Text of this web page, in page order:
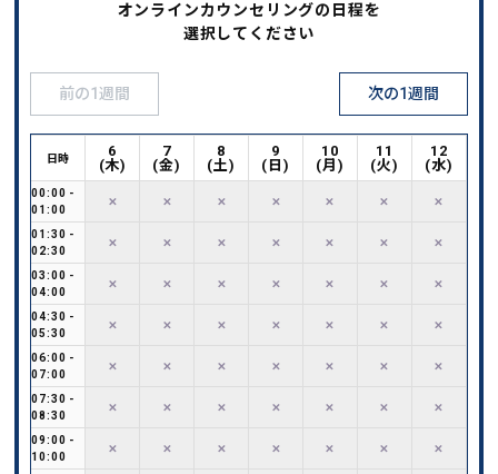
オンラインカウンセリングの日程を
選択してください
前の1週間 次の1週間
日時
00:00 -
01:00
01:30 -
02:30
03:00 -
04:00
04:30 -
05:30
06:00 -
07:00
07:30 -
08:30
09:00 -
10:00
6
(木)
✕
✕
✕
✕
✕
✕
✕
7
(金)
✕
✕
✕
✕
✕
✕
✕
8
(土)
✕
✕
✕
✕
✕
✕
✕
9
( 日 )
✕
✕
✕
✕
✕
✕
✕
10
(月 )
✕
✕
✕
✕
✕
✕
✕
11
(火)
✕
✕
✕
✕
✕
✕
✕
12
(水)
✕
✕
✕
✕
✕
✕
✕